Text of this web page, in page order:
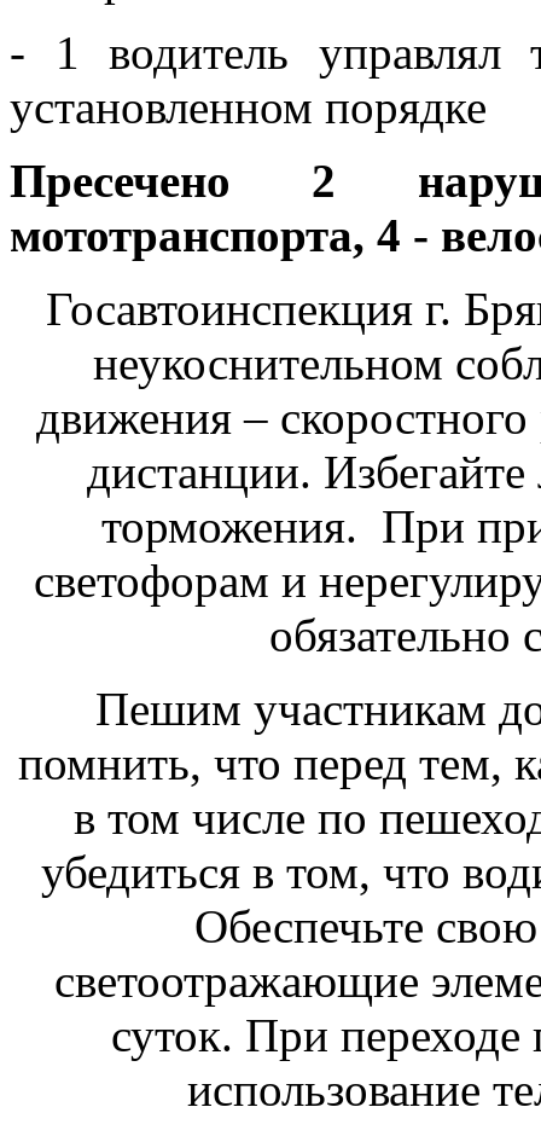
- 1 водитель управлял
установленном порядке
Пресечено 2
мототранспорта, 4 -
Госавтоинспекция г.
неукоснительном
движения –
дистанции.
торможения. При
светофорам и
обязательно
Пешим участникам
помнить, что перед тем,
в том числе по
убедиться в том, что
Обеспечьте
светоотражающие
суток. При
использование